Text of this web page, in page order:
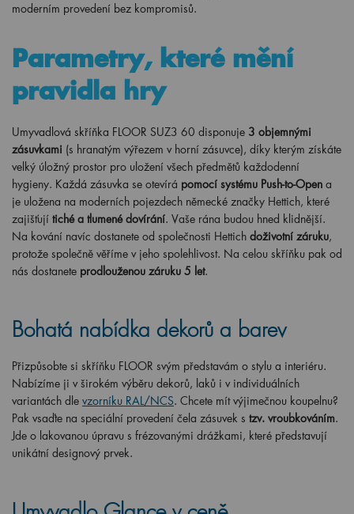
moderním provedení bez kompromisů.
Parametry, které mění
pravidla hry
Umyvadlová skříňka FLOOR SUZ3 60 disponuje 3 objemnými
zásuvkami (s hranatým výřezem v horní zásuvce), díky kterým získáte
velký úložný prostor pro uložení všech předmětů každodenní
hygieny. Každá zásuvka se otevírá pomocí systému Push-to-Open a
je uložena na moderních pojezdech německé značky Hettich, které
zajišťují tiché a tlumené dovírání. Vaše rána budou hned klidnější.
Na kování navíc dostanete od společnosti Hettich doživotní záruku,
protože společně věříme v jeho spolehlivost. Na celou skříňku pak od
nás dostanete prodlouženou záruku 5 let.
Bohatá nabídka dekorů a barev
Přizpůsobte si skříňku FLOOR svým představám o stylu a interiéru.
Nabízíme ji v širokém výběru dekorů, laků i v individuálních
variantách dle vzorníku RAL/NCS. Chcete mít výjimečnou koupelnu?
Pak vsaďte na speciální provedení čela zásuvek s tzv. vroubkováním.
Jde o lakovanou úpravu s frézovanými drážkami, které představují
unikátní designový prvek.